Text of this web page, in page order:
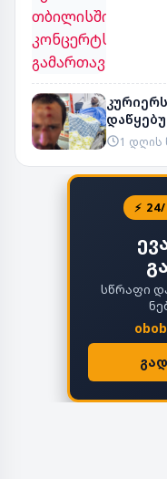
1 დღის
⚡
სწრაფი